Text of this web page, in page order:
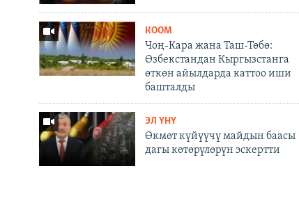
КООМ
Чоң-Кара жана Таш-Төбө:
Өзбекстандан Кыргызстанга
өткөн айылдарда каттоо иши
башталды
ЭЛ ҮНҮ
Өкмөт күйүүчү майдын баасы
дагы көтөрүлөрүн эскертти